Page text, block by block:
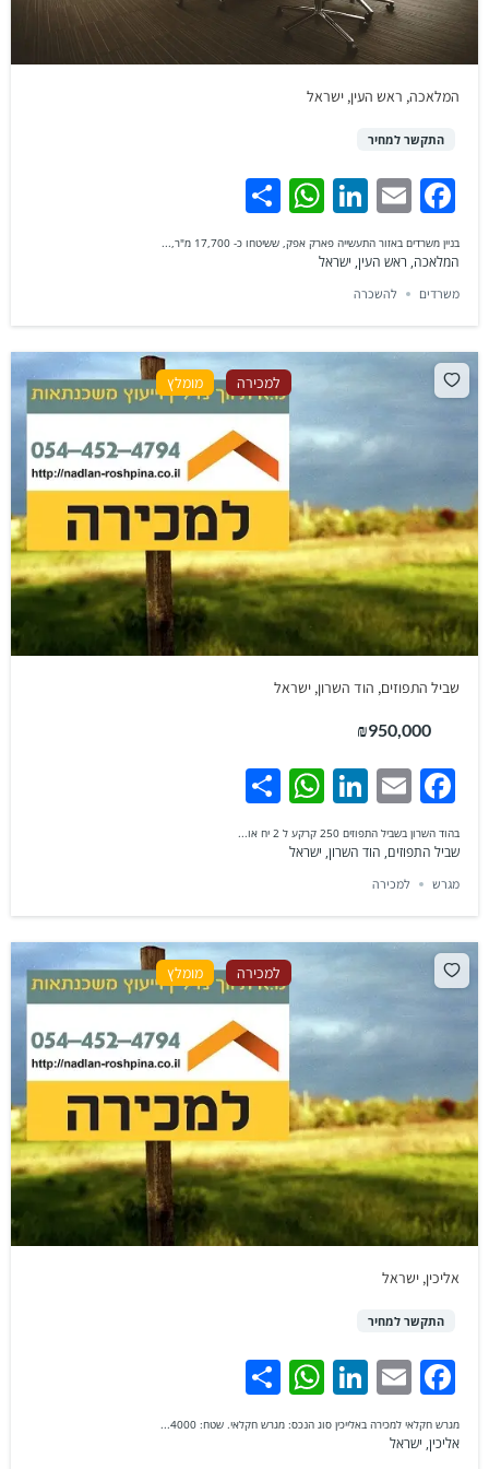
המלאכה, ראש העין, ישראל
התקשר למחיר
Facebook
Email
LinkedIn
WhatsApp
Share
בניין משרדים באזור התעשייה פארק אפק, ששיטחו כ- 17,700 מ"ר,...
המלאכה, ראש העין, ישראל
משרדים להשכרה
למכירה מומלץ
שביל התפוזים, הוד השרון, ישראל
₪950,000
Facebook
Email
LinkedIn
WhatsApp
Share
בהוד השרון בשביל התפוזים 250 קרקע ל 2 יח או...
שביל התפוזים, הוד השרון, ישראל
מגרש למכירה
למכירה מומלץ
אליכין, ישראל
התקשר למחיר
Facebook
Email
LinkedIn
WhatsApp
Share
מגרש חקלאי למכירה באלייכין סוג הנכס: מגרש חקלאי. שטח: 4000...
אליכין, ישראל